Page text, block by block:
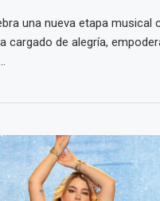
una nueva etapa musical
cargado de alegría,